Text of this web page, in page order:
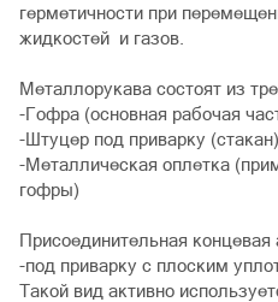
герметичности при
жидкостей и газов.
Металлорукава состоят из
-Гофра (основная рабочая
-Штуцер под приварку (стакан)
-Металлическая оплетка
гофры)
Присоединительная концевая
-под приварку с плоским
Такой вид активно